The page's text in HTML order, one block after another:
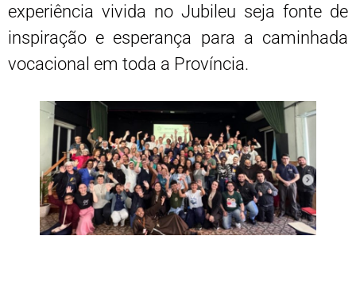
experiência vivida no Jubileu seja fonte de
inspiração e esperança para a caminhada
vocacional em toda a Província.